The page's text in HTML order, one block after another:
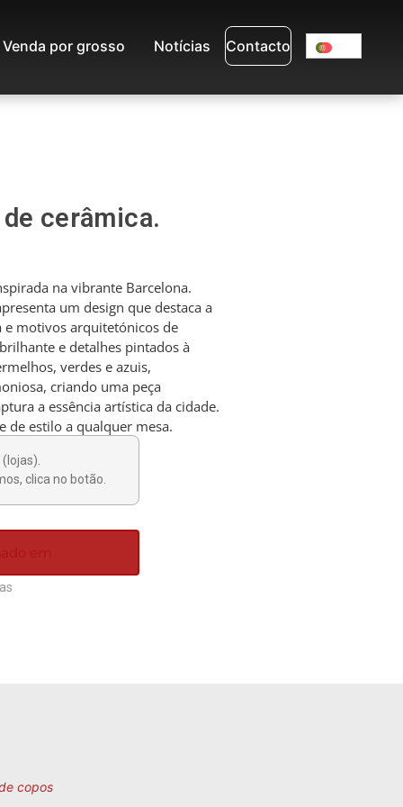
Venda por grosso Notícias Contacto
cerâmica.
na vibrante Barcelona.
um design que destaca a
e motivos arquitetónicos de
e detalhes pintados à
verdes e azuis,
criando uma peça
a essência artística da cidade.
de estilo a qualquer mesa.
clica no botão.
em
copos